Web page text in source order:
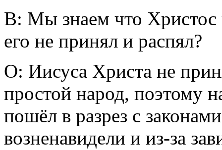
В: Мы знаем что Христос
его не принял и распял?
О: Иисуса Христа не
простой народ, поэтому
пошёл в разрез с
возненавидели и из-за